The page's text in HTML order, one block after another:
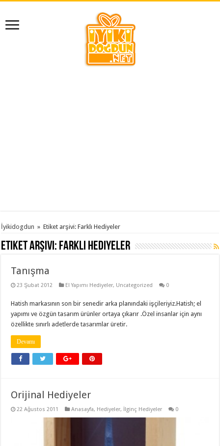
İyikidogdun » Etiket arşivi: Farklı Hediyeler
Etiket arşivi: Farklı Hediyeler
Tanışma
23 Şubat 2012 El Yapımı Hediyeler, Uncategorized 0
Hatish markasının son bir senedir arka planındaki işçileriyiz.Hatish; el
yapımı ve özgün tasarım ürünler ortaya çıkarır .Özel insanlar için aynı
özellikte sınırlı adetlerde tasarımlar üretir.
Devamı
Orijinal Hediyeler
22 Ağustos 2011 Anasayfa, Hediyeler, İlginç Hediyeler 0